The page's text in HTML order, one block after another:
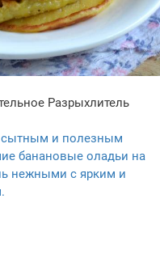
Разрыхлитель
сытным и полезным
банановые оладьи на
нежными с ярким и